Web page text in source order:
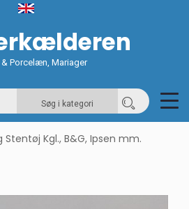
Porcelæn, Mariager
Søg i kategori
Stentøj Kgl., B&G, Ipsen mm.